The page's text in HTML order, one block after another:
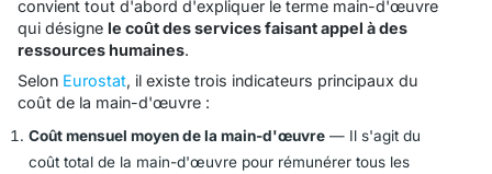
convient tout d'abord d'expliquer le terme main-d'œuvre
qui désigne le coût des services faisant appel à des
ressources humaines.
Selon Eurostat, il existe trois indicateurs principaux du
coût de la main-d'œuvre :
Coût mensuel moyen de la main-d'œuvre — Il s'agit du
coût total de la main-d'œuvre pour rémunérer tous les